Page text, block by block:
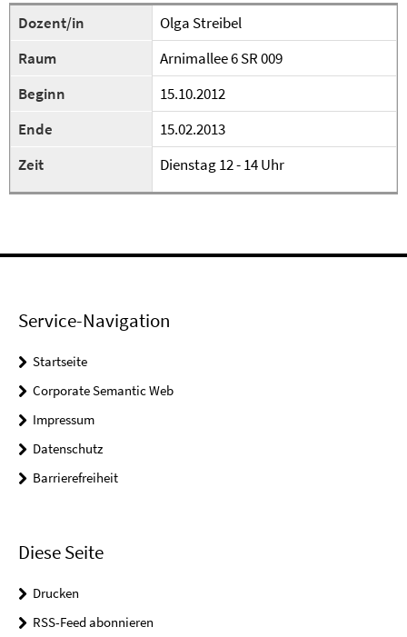
Dozent/in
Olga Streibel
Raum
Arnimallee 6 SR 009
Beginn
15.10.2012
Ende
15.02.2013
Zeit
Dienstag 12 - 14 Uhr
Service-Navigation
Startseite
Corporate Semantic Web
Impressum
Datenschutz
Barrierefreiheit
Diese Seite
Drucken
RSS-Feed abonnieren